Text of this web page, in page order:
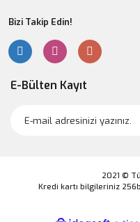
Bizi Takip Edin!
E-Bülten Kayıt
2021 ©
Kredi kartı bilgileriniz